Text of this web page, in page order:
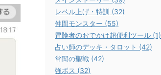
レベル上げ・特訓 (32)
仲間モンスター (55)
冒険者のおでかけ超便利ツール (1)
占い師のデッキ・タロット (42)
常闇の聖戦 (42)
強ボス (32)